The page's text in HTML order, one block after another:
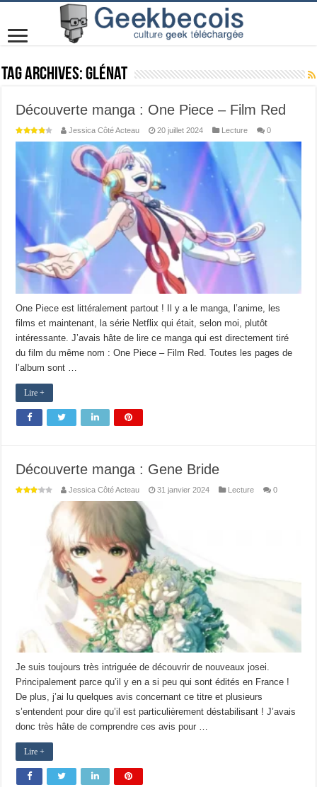
Tag Archives:Glénat
Découverte manga : One Piece – Film Red
Jessica Côté Acteau 20 juillet 2024 Lecture 0
One Piece est littéralement partout ! Il y a le manga, l’anime, les
films et maintenant, la série Netflix qui était, selon moi, plutôt
intéressante. J’avais hâte de lire ce manga qui est directement tiré
du film du même nom : One Piece – Film Red. Toutes les pages de
l’album sont …
Lire +
Découverte manga : Gene Bride
Jessica Côté Acteau 31 janvier 2024 Lecture 0
Je suis toujours très intriguée de découvrir de nouveaux josei.
Principalement parce qu’il y en a si peu qui sont édités en France !
De plus, j’ai lu quelques avis concernant ce titre et plusieurs
s’entendent pour dire qu’il est particulièrement déstabilisant ! J’avais
donc très hâte de comprendre ces avis pour …
Lire +